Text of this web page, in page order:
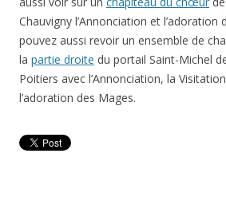
Chauvigny l’Annonciation et l’adoration
pouvez aussi revoir un ensemble de
la partie droite du portail Saint-Michel
Poitiers avec l’Annonciation, la
l’adoration des Mages.